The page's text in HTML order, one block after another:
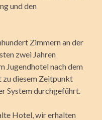
und den
Zimmern an der
zwei Jahren
Jugendhotel nach dem
zu diesem Zeitpunkt
System durchgeführt.
Hotel, wir erhalten